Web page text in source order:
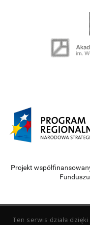
Projekt
Ten serwis działa